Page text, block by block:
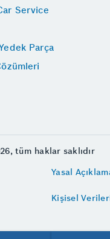
Service
Parça
tüm haklar saklıdır
Yasal
Kişisel